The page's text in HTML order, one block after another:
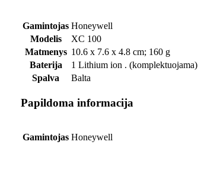
Gamintojas ‎Honeywell
Modelis
‎XC 100
Matmenys ‎10.6 x 7.6 x 4.8 cm; 160 g
Baterija
‎1 Lithium ion . (komplektuojama)
Spalva
‎Balta
Papildoma informacija
Gamintojas Honeywell